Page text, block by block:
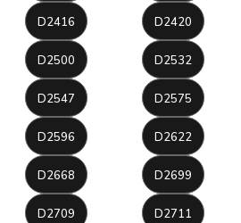
D2416 D2420
D2500 D2532
D2547 D2575
D2596 D2622
D2668 D2699
D2709 D2711